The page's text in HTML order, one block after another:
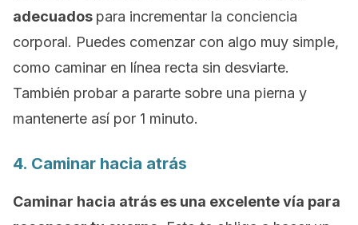
adecuados para incrementar la conciencia
corporal. Puedes comenzar con algo muy simple,
como caminar en línea recta sin desviarte.
También probar a pararte sobre una pierna y
mantenerte así por 1 minuto.
4. Caminar hacia atrás
Caminar hacia atrás es una excelente vía para